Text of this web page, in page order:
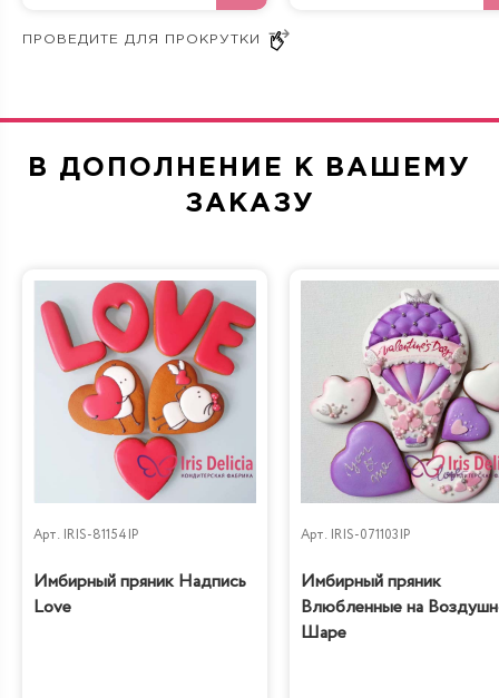
В ДОПОЛНЕНИЕ К ВАШЕМУ
ЗАКАЗУ
Арт. IRIS-81154IP
Имбирный пряник Надпись
Love
Арт. IRIS-071103IP
Имбирный пряник
Влюбленные на
Шаре